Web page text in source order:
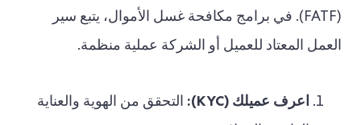
(FATF). في برامج مكافحة غسل الأموال، يتبع سير
العمل المعتاد للعميل أو الشركة عملية منظمة.
اعرف عميلك (KYC):
التحقق من الهوية والعناية